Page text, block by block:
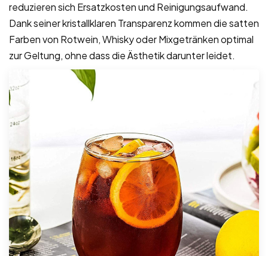
reduzieren sich Ersatzkosten und Reinigungsaufwand.
Dank seiner kristallklaren Transparenz kommen die satten
Farben von Rotwein, Whisky oder Mixgetränken optimal
zur Geltung, ohne dass die Ästhetik darunter leidet.